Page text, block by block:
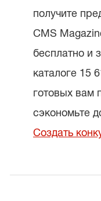
получите
CMS
бесплатно и
каталоге 15
готовых вам
сэкономьте
Создать